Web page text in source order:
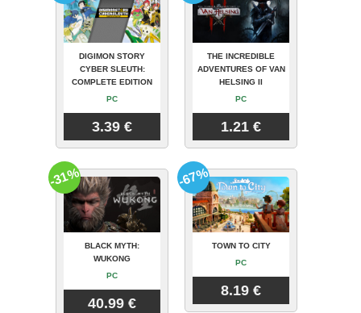
DIGIMON STORY
CYBER SLEUTH:
COMPLETE EDITION
PC
3.39 €
THE INCREDIBLE
ADVENTURES OF VAN
HELSING II
PC
1.21 €
BLACK MYTH:
WUKONG
PC
40.99 €
-31%
TOWN TO CITY
PC
8.19 €
-67%